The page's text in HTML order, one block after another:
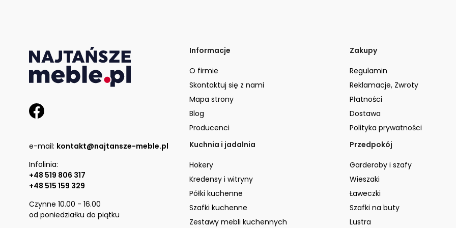
e-mail: kontakt@najtansze-meble.pl
Infolinia:
+48 519 806 317
+48 515 159 329
Czynne 10.00 - 16.00
od poniedziałku do piątku
Informacje
O firmie
Skontaktuj się z nami
Mapa strony
Blog
Producenci
Zakupy
Regulamin
Reklamacje, Zwroty
Płatności
Dostawa
Polityka prywatności
Kuchnia i jadalnia
Hokery
Kredensy i witryny
Półki kuchenne
Szafki kuchenne
Zestawy mebli kuchennych
Przedpokój
Garderoby i szafy
Wieszaki
Ławeczki
Szafki na buty
Lustra